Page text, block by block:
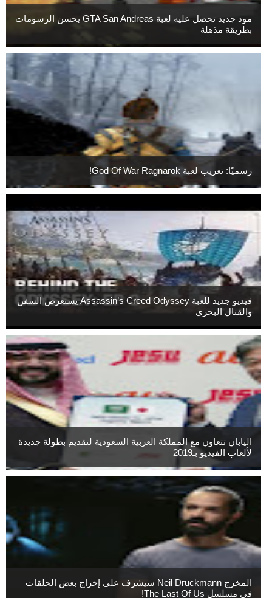
مود جديد تحصل عليه لعبة GTA San Andreas يحسن الرسومات
بطريقة مذهلة
رسميًا: تعريب لعبة God Of War Ragnarok!
فيديو جديد للعبة Assassin’s Creed Odyssey يستعرض السفن
والقتال البحري
اليابان تتعاون مع المملكة العربية السعودية لتقديم بطولة جديدة
لألعاب الفيديو بـ2019
المخرج Neil Druckmann سيشرف على إخراج بعض الحلقات
فى مسلسل The Last Of Us!